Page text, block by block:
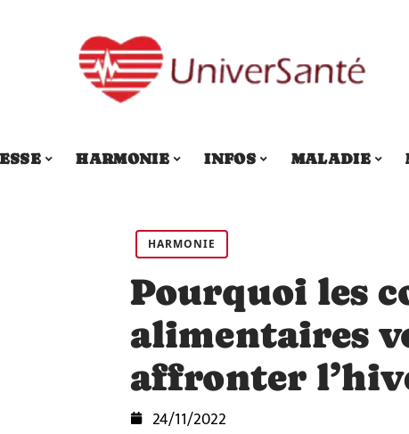
HARMONIE INFOS MALADIE
HARMONIE
Pourquoi les
alimentaires
affronter
24/11/2022